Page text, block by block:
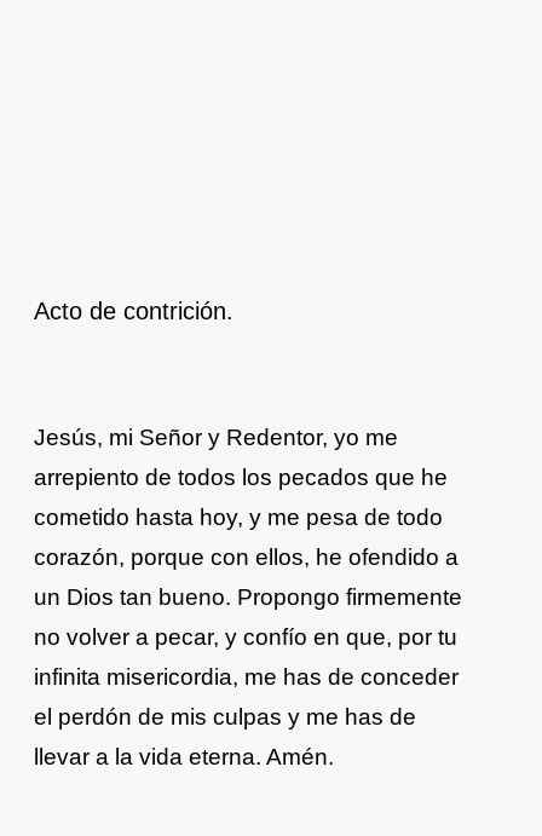
Acto de contrición.
Jesús, mi Señor y Redentor, yo me
arrepiento de todos los pecados que he
cometido hasta hoy, y me pesa de todo
corazón, porque con ellos, he ofendido a
un Dios tan bueno. Propongo firmemente
no volver a pecar, y confío en que, por tu
infinita misericordia, me has de conceder
el perdón de mis culpas y me has de
llevar a la vida eterna. Amén.